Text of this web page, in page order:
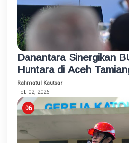
Danantara Sinergikan
Huntara di Aceh
Sambung Listrik untuk
dan Fasum
Rahmatul Kautsar
Feb 02, 2026